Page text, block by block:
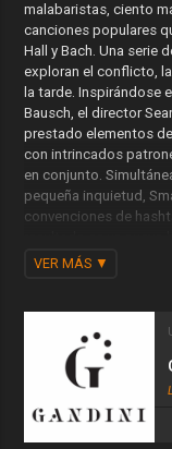
malabaristas, ciento
canciones populares
Hall y Bach. Una serie
exploran el conflicto,
la tarde. Inspirándose
Bausch, el director
prestado elementos
con intrincados
en conjunto.
pequeña inquietud,
convenciones de
meticuloso unísono y
2013 - Premio
Director: Sean
VER MÁS